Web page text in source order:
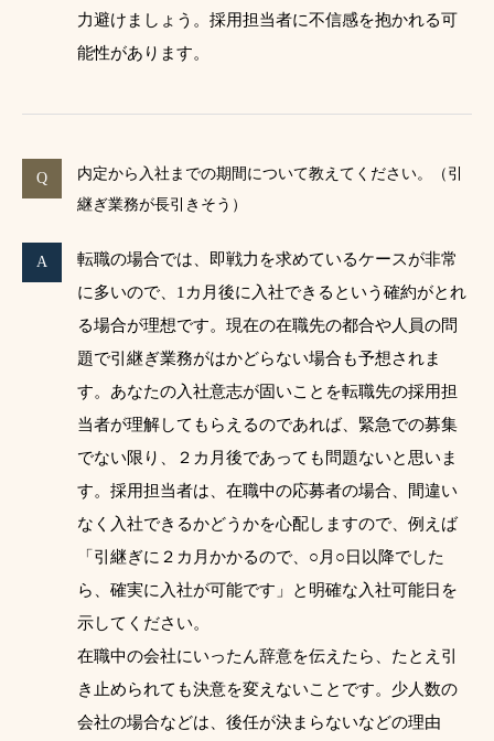
力避けましょう。採用担当者に不信感を抱かれる可
能性があります。
内定から入社までの期間について教えてください。（引
継ぎ業務が長引きそう）
転職の場合では、即戦力を求めているケースが非常
に多いので、1カ月後に入社できるという確約がとれ
る場合が理想です。現在の在職先の都合や人員の問
題で引継ぎ業務がはかどらない場合も予想されま
す。あなたの入社意志が固いことを転職先の採用担
当者が理解してもらえるのであれば、緊急での募集
でない限り、２カ月後であっても問題ないと思いま
す。採用担当者は、在職中の応募者の場合、間違い
なく入社できるかどうかを心配しますので、例えば
「引継ぎに２カ月かかるので、○月○日以降でした
ら、確実に入社が可能です」と明確な入社可能日を
示してください。
在職中の会社にいったん辞意を伝えたら、たとえ引
き止められても決意を変えないことです。少人数の
会社の場合などは、後任が決まらないなどの理由